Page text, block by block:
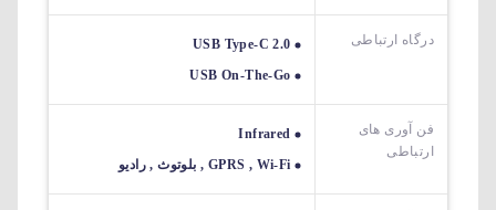
درگاه ارتباطی
USB Type-C 2.0
USB On-The-Go
فن آوری های
ارتباطی
Infrared
GPRS , Wi-Fi , بلوتوث , رادیو